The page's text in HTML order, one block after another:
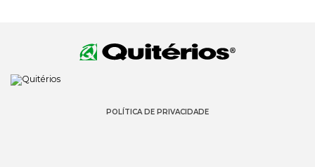
POLÍTICA DE PRIVACIDADE